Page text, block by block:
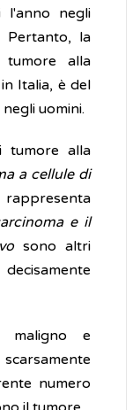
l'anno negli
Pertanto, la
tumore alla
Italia, è del
uomini.
tumore alla
a cellule di
e il
sono altri
maligno e
numero